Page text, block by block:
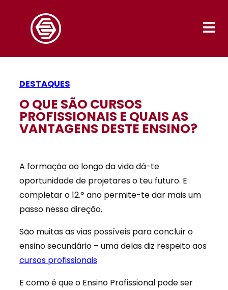
DESTAQUES
O QUE SÃO CURSOS
PROFISSIONAIS E QUAIS AS
VANTAGENS DESTE ENSINO?
A formação ao longo da vida dá-te
oportunidade de projetares o teu futuro. E
completar o 12.º ano permite-te dar mais um
passo nessa direção.
São muitas as vias possíveis para concluir o
ensino secundário – uma delas diz respeito aos
cursos profissionais
E como é que o Ensino Profissional pode ser